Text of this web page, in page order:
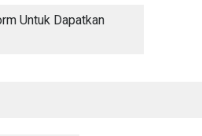
Untuk Dapatkan